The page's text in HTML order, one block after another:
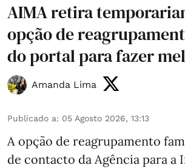
AIMA retira
opção de
do portal para fazer
Amanda Lima
Publicado a: 05 Agosto 2026, 13:13
A opção de reagrupamento
de contacto da Agência para a